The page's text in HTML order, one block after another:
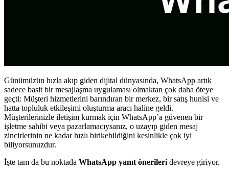
Günümüzün hızla akıp giden dijital dünyasında, WhatsApp artık
sadece basit bir mesajlaşma uygulaması olmaktan çok daha öteye
geçti: Müşteri hizmetlerini barındıran bir merkez, bir satış hunisi ve
hatta topluluk etkileşimi oluşturma aracı haline geldi.
Müşterilerinizle iletişim kurmak için WhatsApp’a güvenen bir
işletme sahibi veya pazarlamacıysanız, o uzayıp giden mesaj
zincirlerinin ne kadar hızlı birikebildiğini kesinlikle çok iyi
biliyorsunuzdur.
İşte tam da bu noktada WhatsApp yanıt önerileri devreye giriyor.